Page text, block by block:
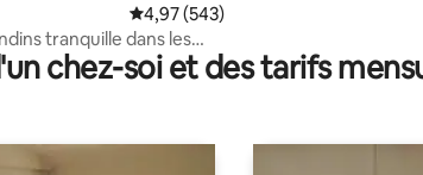
Évaluation moyenne sur la base de
4,97 (543)
tranquille dans les
Comeragh (2/2)
chez-soi et des tarifs